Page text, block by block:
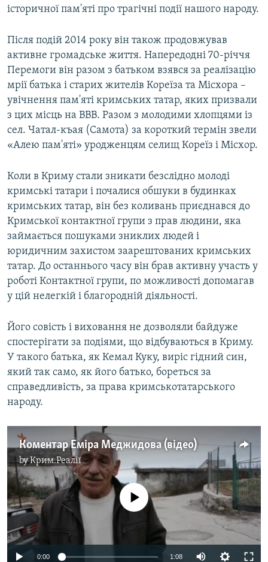
історичної пам'яті про трагічні події нашого народу.
Після подій 2014 року він також продовжував
активне громадське життя. Напередодні 70-річчя
Перемоги він разом з батьком взявся за реалізацію
мрії батька і старих жителів Кореїза та Місхора –
увічнення пам'яті кримських татар, яких призвали
з цих місць на ВВВ. Разом з молодими хлопцями із
сел. Чатал-къая (Самота) за короткий термін звели
«Алею пам'яті» уродженцям селищ Кореїз і Місхор.
Коли в Криму стали зникати безслідно молоді
кримські татари і почалися обшуки в будинках
кримських татар, він без коливань приєднався до
Кримської контактної групи з прав людини, яка
займається пошуками зниклих людей і
юридичним захистом заарештованих кримських
татар. До останнього часу він брав активну участь у
роботі Контактної групи, по можливості допомагав
у цій нелегкій і благородній діяльності.
Його совість і виховання не дозволяли байдуже
спостерігати за подіями, що відбуваються в Криму.
У такого батька, як Кемал Куку, виріс гідний син,
який так само, як його батько, бореться за
справедливість, за права кримськотатарського
народу.
Коментар Еміра Меджидова (відео)
byКрим.Реалії
No media source currently available
0:00 1:08